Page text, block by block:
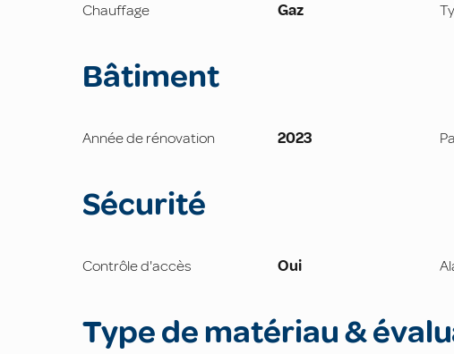
Chauffage
Gaz
Bâtiment
Année de rénovation 2023
Sécurité
Contrôle d'accès Oui
Type de matériau &